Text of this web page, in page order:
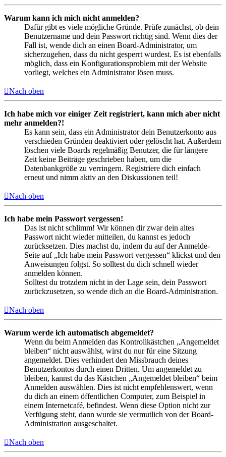
Warum kann ich mich nicht anmelden?
Dafür gibt es viele mögliche Gründe. Prüfe zunächst, ob dein
Benutzername und dein Passwort richtig sind. Wenn dies der
Fall ist, wende dich an einen Board-Administrator, um
sicherzugehen, dass du nicht gesperrt wurdest. Es ist ebenfalls
möglich, dass ein Konfigurationsproblem mit der Website
vorliegt, welches ein Administrator lösen muss.
Nach oben
Ich habe mich vor einiger Zeit registriert, kann mich aber nicht
mehr anmelden?!
Es kann sein, dass ein Administrator dein Benutzerkonto aus
verschieden Gründen deaktiviert oder gelöscht hat. Außerdem
löschen viele Boards regelmäßig Benutzer, die für längere
Zeit keine Beiträge geschrieben haben, um die
Datenbankgröße zu verringern. Registriere dich einfach
erneut und nimm aktiv an den Diskussionen teil!
Nach oben
Ich habe mein Passwort vergessen!
Das ist nicht schlimm! Wir können dir zwar dein altes
Passwort nicht wieder mitteilen, du kannst es jedoch
zurücksetzen. Dies machst du, indem du auf der Anmelde-
Seite auf „Ich habe mein Passwort vergessen“ klickst und den
Anweisungen folgst. So solltest du dich schnell wieder
anmelden können.
Solltest du trotzdem nicht in der Lage sein, dein Passwort
zurückzusetzen, so wende dich an die Board-Administration.
Nach oben
Warum werde ich automatisch abgemeldet?
Wenn du beim Anmelden das Kontrollkästchen „Angemeldet
bleiben“ nicht auswählst, wirst du nur für eine Sitzung
angemeldet. Dies verhindert den Missbrauch deines
Benutzerkontos durch einen Dritten. Um angemeldet zu
bleiben, kannst du das Kästchen „Angemeldet bleiben“ beim
Anmelden auswählen. Dies ist nicht empfehlenswert, wenn
du dich an einem öffentlichen Computer, zum Beispiel in
einem Internetcafé, befindest. Wenn diese Option nicht zur
Verfügung steht, dann wurde sie vermutlich von der Board-
Administration ausgeschaltet.
Nach oben